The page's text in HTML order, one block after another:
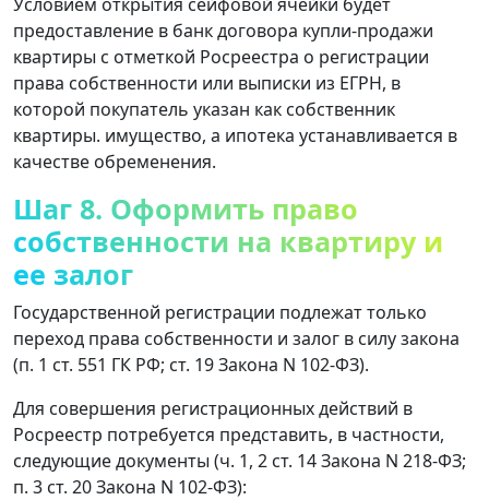
предоставление в банк договора купли-продажи
квартиры с отметкой Росреестра о регистрации
права собственности или выписки из ЕГРН, в
которой покупатель указан как собственник
квартиры. имущество, а ипотека устанавливается в
качестве обременения.
Шаг 8. Оформить право
собственности на квартиру и
ее залог
Государственной регистрации подлежат только
переход права собственности и залог в силу закона
(п. 1 ст. 551 ГК РФ; ст. 19 Закона N 102-ФЗ).
Для совершения регистрационных действий в
Росреестр потребуется представить, в частности,
следующие документы (ч. 1, 2 ст. 14 Закона N 218-ФЗ;
п. 3 ст. 20 Закона N 102-ФЗ):